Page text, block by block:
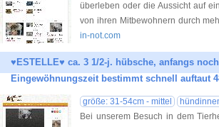
überleben oder die Aussicht auf
von ihren Mitbewohnern durch
in-not.com
♥ESTELLE♥ ca. 3 1/2-j. hübsche, anfangs
Eingewöhnungszeit bestimmt schnell auftaut
größe: 31-54cm - mittel
Bei unserem Besuch in dem